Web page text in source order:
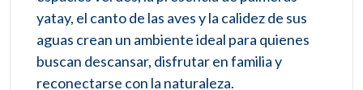
yatay, el canto de las aves y la calidez de sus
aguas crean un ambiente ideal para quienes
buscan descansar, disfrutar en familia y
reconectarse con la naturaleza.